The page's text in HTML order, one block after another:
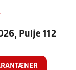
Pulje 112